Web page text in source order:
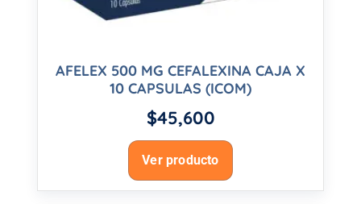
AFELEX 500 MG CEFALEXINA CAJA X
10 CAPSULAS (ICOM)
$45,600
Ver producto